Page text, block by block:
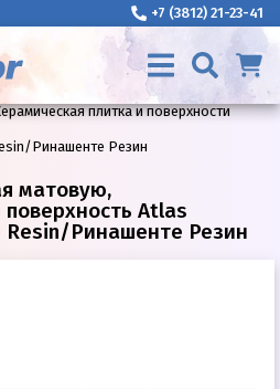
+7 (3812) 21-23-41
плитка и поверхности
Ринашенте Резин
матовую,
Atlas
Resin/Ринашенте Резин